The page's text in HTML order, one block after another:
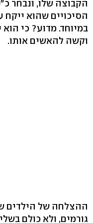
הקבוצה שלו, ונבחר
הסיכויים שהוא
במיוחד. מדוע? כי
וקשה להאשים אותו.
ההצלחה של הילדים
גורמים, ולא כולם